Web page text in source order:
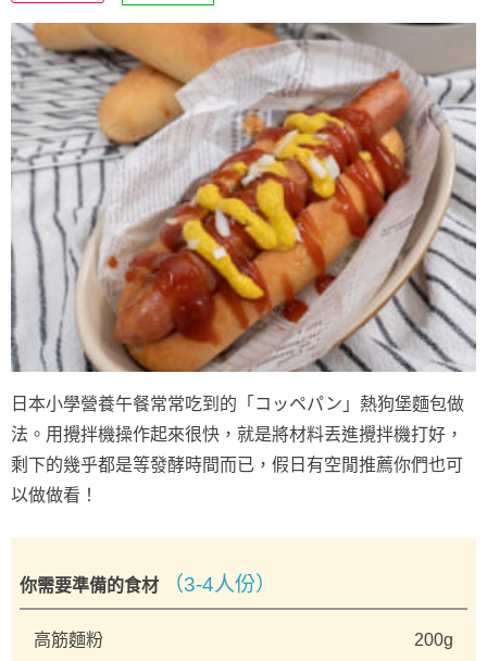
日本小學營養午餐常常吃到的「コッペパン」熱狗堡麵包做
法。用攪拌機操作起來很快，就是將材料丟進攪拌機打好，
剩下的幾乎都是等發酵時間而已，假日有空閒推薦你們也可
以做做看！
你需要準備的食材 （3-4人份）
高筋麵粉 200g